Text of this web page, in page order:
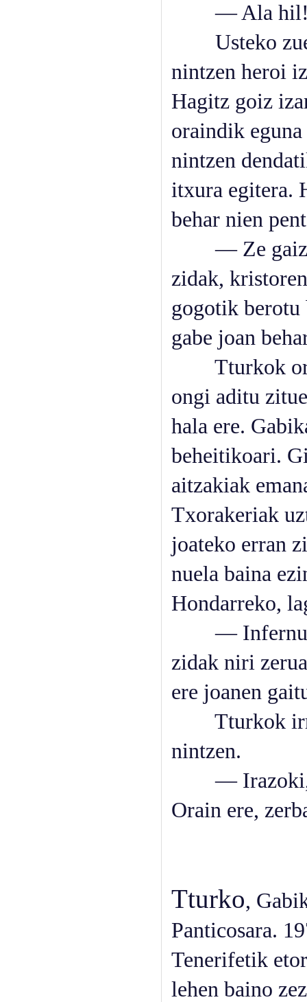
— Ala
Usteko
nintzen heroi
Hagitz goiz
oraindik
nintzen
itxura egitera.
behar nien
— Ze gaizki
zidak,
gogotik
gabe joan
Tturkok
ongi aditu
hala ere.
beheitikoari.
aitzakiak
Txorakeriak
joateko erran
nuela baina
Hondarreko,
— Infernuari
zidak niri
ere joanen
Tturkok irri
nintzen.
— Irazoki,
Orain ere,
Tturko,
Panticosara.
Tenerifetik
lehen baino